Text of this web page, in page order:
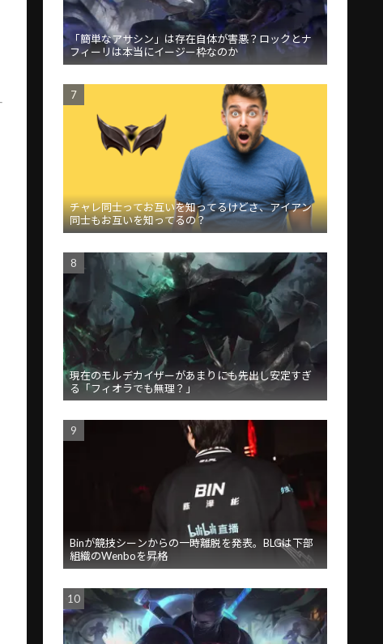
「簡単なアサシン」は存在自体が害悪？ロックとナ
フィーリは本当にイージー枠なのか
チャレ同士ってお互いを知ってるけどさ、アイアン
同士もお互いを知ってるの？
現在のモルデカイザーがあまりにも先出し安定すぎ
る「フィオラでも無理？」
Binが競技シーンからの一時離脱を発表。BLGは下部
組織のWenboを昇格